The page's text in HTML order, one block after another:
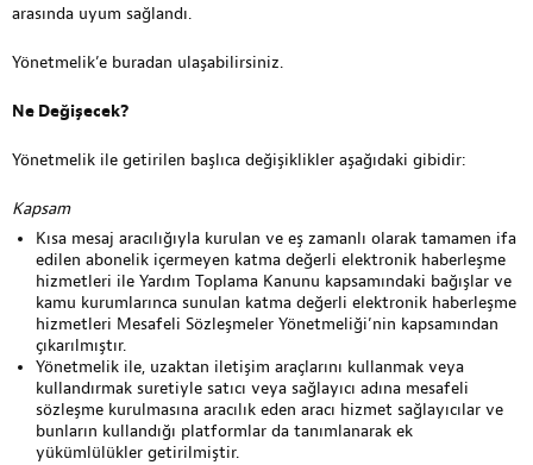
arasında uyum sağlandı.
Yönetmelik’e buradan ulaşabilirsiniz.
Ne Değişecek?
Yönetmelik ile getirilen başlıca değişiklikler aşağıdaki gibidir:
Kapsam
Kısa mesaj aracılığıyla kurulan ve eş zamanlı olarak tamamen ifa
edilen abonelik içermeyen katma değerli elektronik haberleşme
hizmetleri ile Yardım Toplama Kanunu kapsamındaki bağışlar ve
kamu kurumlarınca sunulan katma değerli elektronik haberleşme
hizmetleri Mesafeli Sözleşmeler Yönetmeliği’nin kapsamından
çıkarılmıştır.
Yönetmelik ile, uzaktan iletişim araçlarını kullanmak veya
kullandırmak suretiyle satıcı veya sağlayıcı adına mesafeli
sözleşme kurulmasına aracılık eden aracı hizmet sağlayıcılar ve
bunların kullandığı platformlar da tanımlanarak ek
yükümlülükler getirilmiştir.